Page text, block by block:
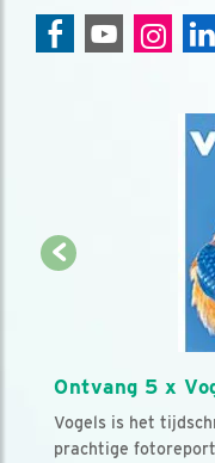
Ontvang 5 x
Vogels is het
prachtige